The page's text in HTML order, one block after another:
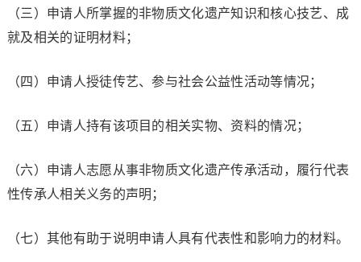
（三）申请人所掌握的非物质文化遗产知识和核心技艺、成
就及相关的证明材料；
（四）申请人授徒传艺、参与社会公益性活动等情况；
（五）申请人持有该项目的相关实物、资料的情况；
（六）申请人志愿从事非物质文化遗产传承活动，履行代表
性传承人相关义务的声明；
（七）其他有助于说明申请人具有代表性和影响力的材料。